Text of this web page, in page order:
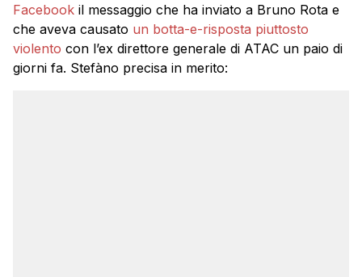
Facebook il messaggio che ha inviato a Bruno Rota e
che aveva causato un botta-e-risposta piuttosto
violento con l’ex direttore generale di ATAC un paio di
giorni fa. Stefàno precisa in merito: